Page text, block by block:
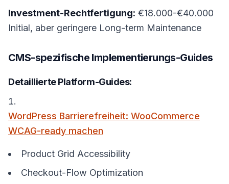
Investment-Rechtfertigung: €18.000-€40.000
Initial, aber geringere Long-term Maintenance
CMS-spezifische Implementierungs-Guides
Detaillierte Platform-Guides:
WordPress Barrierefreiheit: WooCommerce
WCAG-ready machen
Product Grid Accessibility
Checkout-Flow Optimization